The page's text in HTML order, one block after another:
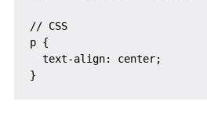
// CSS
p {
  text-align: center;